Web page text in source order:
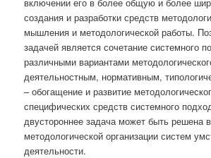
создания и разработки средств
мышления и методологической работы.
задачей является сочетание системного
различными вариантами
деятельностным, нормативным,
– обогащение и развитие
специфических средств системного
двустороннее задача может быть решена
методологической организации систем
деятельности.